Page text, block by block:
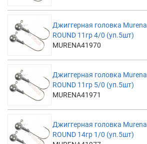
Джиггерная головка Murena
ROUND 11гр 4/0 (уп.5шт)
MURENA41970
Джиггерная головка Murena
ROUND 11гр 5/0 (уп.5шт)
MURENA41971
Джиггерная головка Murena
ROUND 14гр 1/0 (уп.5шт)